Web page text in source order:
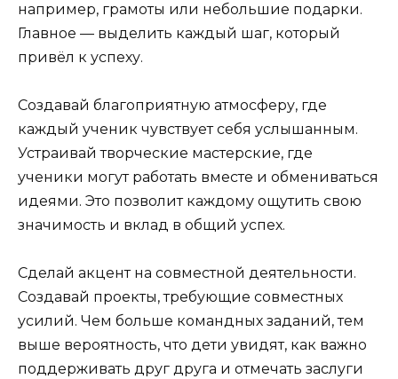
например, грамоты или небольшие подарки.
Главное — выделить каждый шаг, который
привёл к успеху.
Создавай благоприятную атмосферу, где
каждый ученик чувствует себя услышанным.
Устраивай творческие мастерские, где
ученики могут работать вместе и обмениваться
идеями. Это позволит каждому ощутить свою
значимость и вклад в общий успех.
Сделай акцент на совместной деятельности.
Создавай проекты, требующие совместных
усилий. Чем больше командных заданий, тем
выше вероятность, что дети увидят, как важно
поддерживать друг друга и отмечать заслуги